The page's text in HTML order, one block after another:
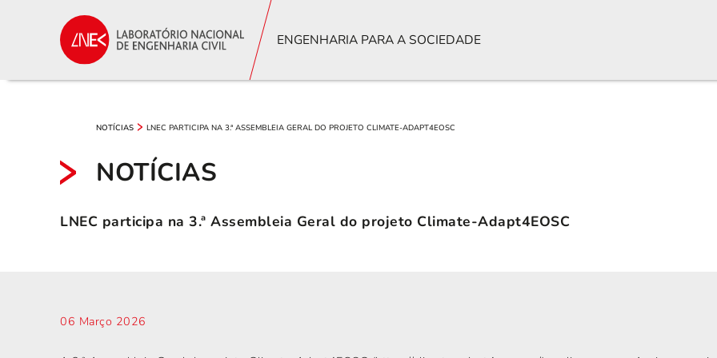
ENGENHARIA PARA A SOCIEDADE
NOTÍCIAS LNEC PARTICIPA NA 3.ª ASSEMBLEIA GERAL DO PROJETO CLIMATE-ADAPT4EOSC
NOTÍCIAS
LNEC participa na 3.ª Assembleia Geral do projeto Climate-Adapt4EOSC
06 Março 2026